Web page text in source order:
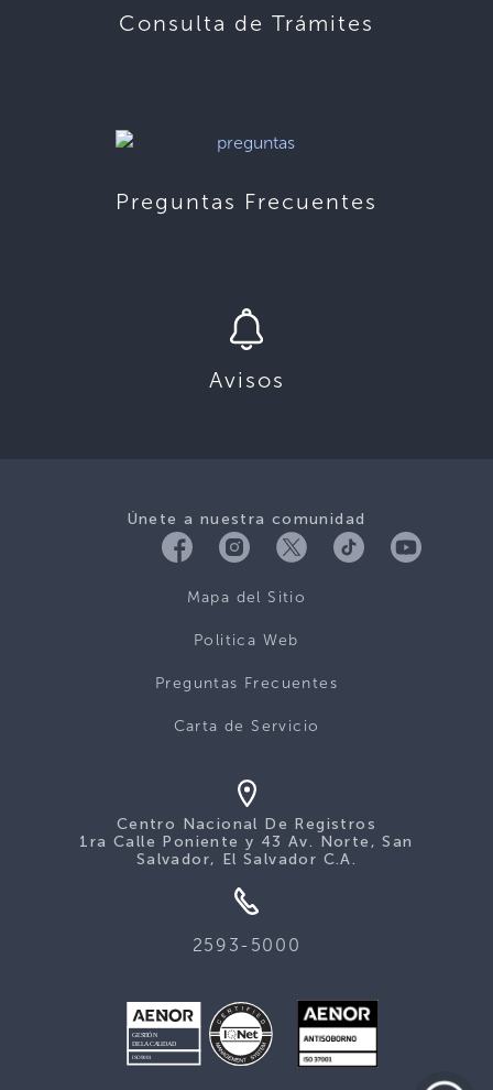
Consulta de Trámites
Preguntas Frecuentes
Avisos
Únete a nuestra comunidad
Mapa del Sitio
Politica Web
Preguntas Frecuentes
Carta de Servicio
Centro Nacional De Registros
1ra Calle Poniente y 43 Av. Norte, San
Salvador, El Salvador C.A.
2593-5000